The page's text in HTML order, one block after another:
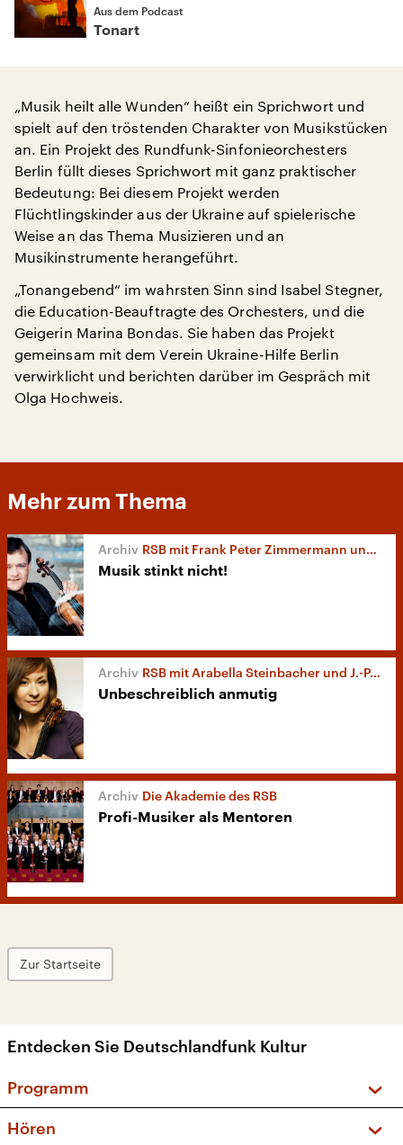
Aus dem Podcast
Tonart
„Musik heilt alle Wunden“ heißt ein Sprichwort und
spielt auf den tröstenden Charakter von Musikstücken
an. Ein Projekt des Rundfunk-Sinfonieorchesters
Berlin füllt dieses Sprichwort mit ganz praktischer
Bedeutung: Bei diesem Projekt werden
Flüchtlingskinder aus der Ukraine auf spielerische
Weise an das Thema Musizieren und an
Musikinstrumente herangeführt.
„Tonangebend“ im wahrsten Sinn sind Isabel Stegner,
die Education-Beauftragte des Orchesters, und die
Geigerin Marina Bondas. Sie haben das Projekt
gemeinsam mit dem Verein Ukraine-Hilfe Berlin
verwirklicht und berichten darüber im Gespräch mit
Olga Hochweis.
Mehr zum Thema
RSB mit Frank Peter Zimmermann und Marek Janowski
Musik stinkt nicht!
RSB mit Arabella Steinbacher und J.-P. Saraste
Unbeschreiblich anmutig
Die Akademie des RSB
Profi-Musiker als Mentoren
Zur Startseite
Entdecken Sie Deutschlandfunk Kultur
Programm
Hören